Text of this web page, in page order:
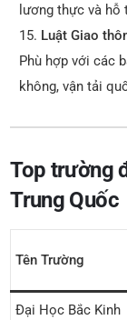
lương thực và
Luật Giao
Phù hợp với các
không, vận tải
Top trường
Trung Quốc
Tên Trường
Đại Học Bắc Kinh